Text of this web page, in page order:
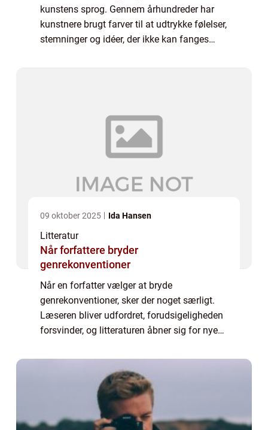
kunstens sprog. Gennem århundreder har
kunstnere brugt farver til at udtrykke følelser,
stemninger og idéer, der ikke kan fanges
09 oktober 2025 Ida Hansen
Litteratur
Når forfattere bryder
genrekonventioner
Når en forfatter vælger at bryde
genrekonventioner, sker der noget særligt.
Læseren bliver udfordret, forudsigeligheden
forsvinder, og litteraturen åbner sig for nye
ande...